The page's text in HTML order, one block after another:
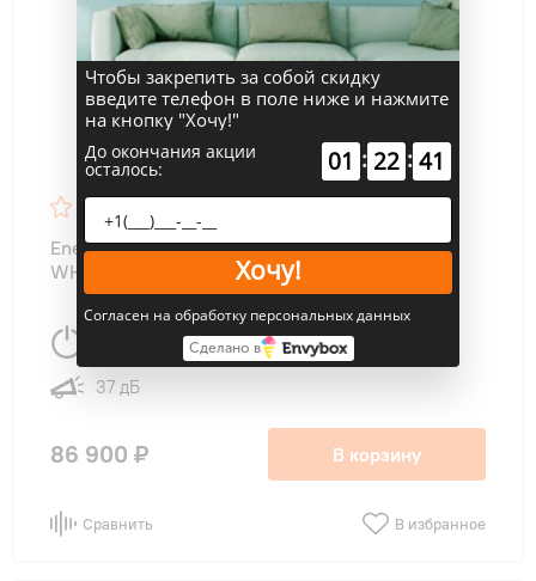
4.7
Energolux SAS24MR1-A/SAU24MR1-A MÜRREN
WHITE
75 м
37 дБ
86 900 ₽ В корзину
Сравнить В избранное
Чтобы закрепить за собой скидку
введите телефон в поле ниже и нажмите
на кнопку "Хочу!"
До окончания акции
осталось: 01 : 22 : 41
Хочу!
Согласен на обработку персональных данных
Сделано в